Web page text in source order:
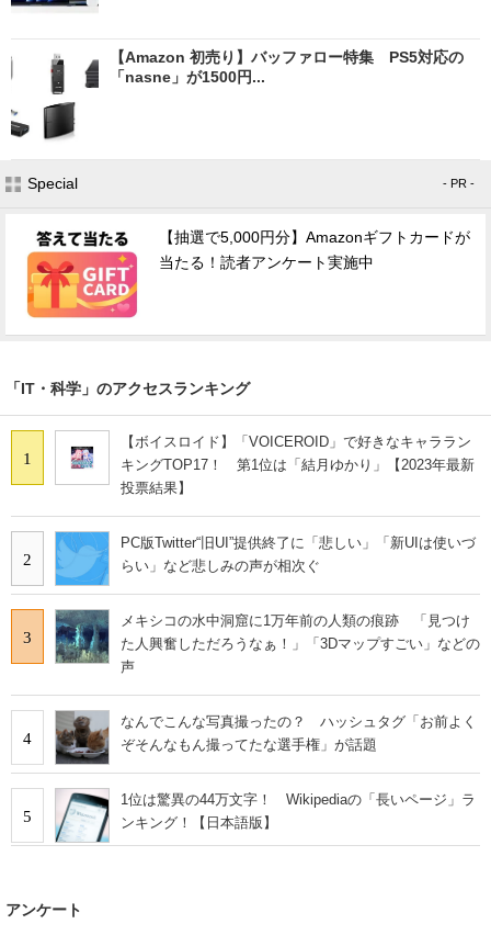
【Amazon 初売り】バッファロー特集 PS5対応の
「nasne」が1500円...
Special - PR -
【抽選で5,000円分】Amazonギフトカードが
当たる！読者アンケート実施中
「IT・科学」のアクセスランキング
1
【ボイスロイド】「VOICEROID」で好きなキャララン
キングTOP17！ 第1位は「結月ゆかり」【2023年最新
投票結果】
2
PC版Twitter“旧UI”提供終了に「悲しい」「新UIは使いづ
らい」など悲しみの声が相次ぐ
3
メキシコの水中洞窟に1万年前の人類の痕跡 「見つけ
た人興奮しただろうなぁ！」「3Dマップすごい」などの
声
4
なんでこんな写真撮ったの？ ハッシュタグ「お前よく
ぞそんなもん撮ってたな選手権」が話題
5
1位は驚異の44万文字！ Wikipediaの「長いページ」ラ
ンキング！【日本語版】
アンケート